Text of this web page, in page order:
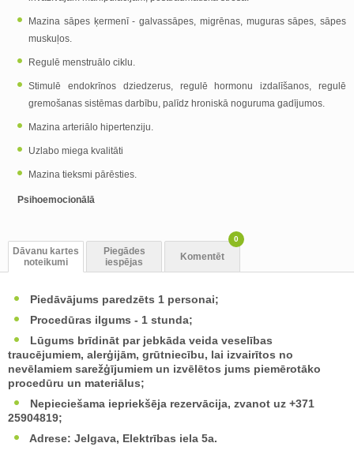
Mazina sāpes ķermenī - galvassāpes, migrēnas, muguras sāpes, sāpes
muskuļos.
Regulē menstruālo ciklu.
Stimulē endokrīnos dziedzerus, regulē hormonu izdalīšanos, regulē
gremošanas sistēmas darbību, palīdz hroniskā noguruma gadījumos.
Mazina arteriālo hipertenziju.
Uzlabo miega kvalitāti
Mazina tieksmi pārēsties.
Psihoemocionālā
Dāvanu kartes
noteikumi
Piegādes
iespējas
Komentēt
0
Piedāvājums paredzēts 1 personai;
Procedūras ilgums - 1 stunda;
Lūgums brīdināt par jebkāda veida veselības
traucējumiem, alerģijām, grūtniecību, lai izvairītos no
nevēlamiem sarežģījumiem un izvēlētos jums piemērotāko
procedūru un materiālus;
Nepieciešama iepriekšēja rezervācija, zvanot uz +371
25904819;
Adrese: Jelgava, Elektrības iela 5a.